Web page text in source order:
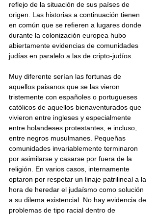
reflejo de la situación de sus países de
origen. Las historias a continuación tienen
en común que se refieren a lugares donde
durante la colonización europea hubo
abiertamente evidencias de comunidades
judías en paralelo a las de cripto-judíos.
Muy diferente serían las fortunas de
aquellos paisanos que se las vieron
tristemente con españoles o portugueses
católicos de aquellos bienaventurados que
vivieron entre ingleses y especialmente
entre holandeses protestantes, e incluso,
entre negros musulmanes. Pequeñas
comunidades invariablemente terminaron
por asimilarse y casarse por fuera de la
religión. En varios casos, internamente
optaron por respetar un linaje patrilineal a la
hora de heredar el judaísmo como solución
a su dilema existencial. No hay evidencia de
problemas de tipo racial dentro de